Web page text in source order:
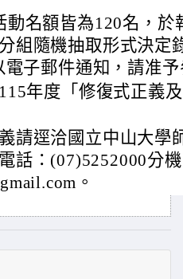
動名額皆為120名，於
組隨機抽取形式決定
電子郵件通知，請准
年度「修復式正義
請逕洽國立中山大學
話：(07)5252000分
。